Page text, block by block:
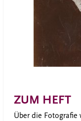
ZUM HEFT
Über die Fotografie